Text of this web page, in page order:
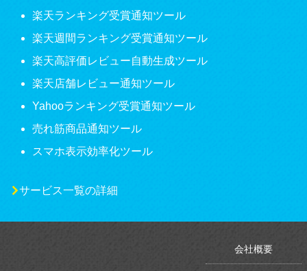
楽天ランキング受賞通知ツール
楽天週間ランキング受賞通知ツール
楽天高評価レビュー自動生成ツール
楽天店舗レビュー通知ツール
Yahooランキング受賞通知ツール
売れ筋商品通知ツール
スマホ表示効率化ツール
サービス一覧の詳細
会社概要